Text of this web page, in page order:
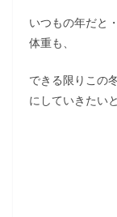
いつもの年だと
体重も、
できる限りこの
にしていきたい